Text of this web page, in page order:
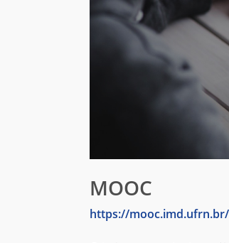
MOOC
https://mooc.imd.ufrn.br/